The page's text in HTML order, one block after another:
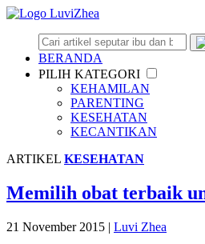
BERANDA
PILIH KATEGORI
KEHAMILAN
PARENTING
KESEHATAN
KECANTIKAN
ARTIKEL KESEHATAN
Memilih obat terbaik
21 November 2015 | Luvi Zhea